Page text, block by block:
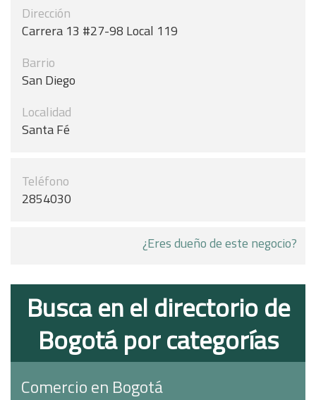
Dirección
Carrera 13 #27-98 Local 119
Barrio
San Diego
Localidad
Santa Fé
Teléfono
2854030
¿Eres dueño de este negocio?
Busca en el directorio de
Bogotá por categorías
Comercio en Bogotá